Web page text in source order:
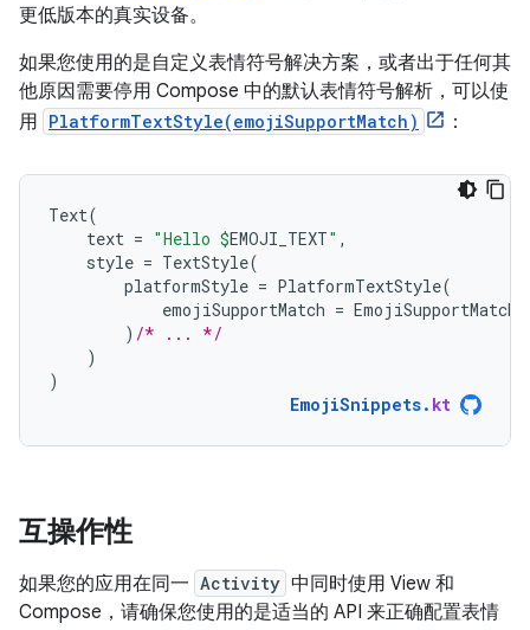
更低版本的真实设备。
如果您使用的是自定义表情符号解决方案，或者出于任何其
他原因需要停用 Compose 中的默认表情符号解析，可以使
用 PlatformTextStyle(emojiSupportMatch) ：
Text(
text = "Hello $EMOJI_TEXT" ,
style = TextStyle(
platformStyle = PlatformTextStyle(
emojiSupportMatch = EmojiSupportMatch
) /* ... */
)
)
EmojiSnippets. kt
互操作性
如果您的应用在同一 Activity 中同时使用 View 和
Compose，请确保您使用的是适当的 API 来正确配置表情